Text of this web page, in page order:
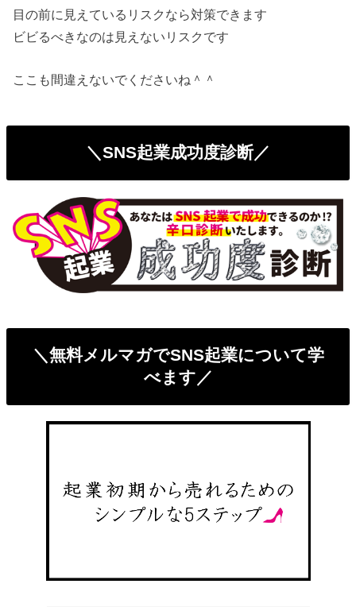
目の前に見えているリスクなら対策できます
ビビるべきなのは見えないリスクです
ここも間違えないでくださいね＾＾
＼SNS起業成功度診断／
＼無料メルマガでSNS起業について学
べます／